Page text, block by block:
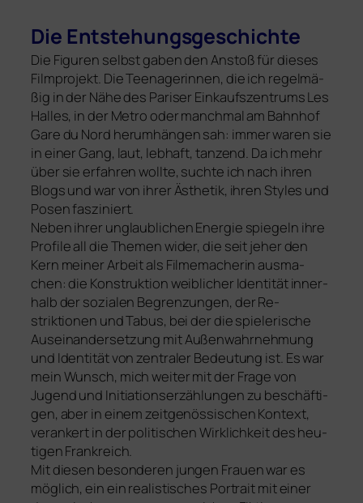
Die Entstehungsgeschichte
Die Figuren selbst gaben den Anstoß für die­ses
Filmprojekt. Die Teenagerinnen, die ich regel­mä­
ßig in der Nähe des Pariser Einkaufszentrums Les
Halles, in der Metro oder manch­mal am Bahnhof
Gare du Nord her­um­hän­gen sah: immer waren sie
in einer Gang, laut, leb­haft, tan­zend. Da ich mehr
über sie erfah­ren woll­te, such­te ich nach ihren
Blogs und war von ihrer Ästhetik, ihren Styles und
Po­sen fasziniert.
Neben ihrer unglaub­li­chen Energie spie­geln ihre
Profile all die Themen wider, die seit jeher den
Kern mei­ner Arbeit als Filmemacherin aus­ma­
chen: die Konstruktion weib­li­cher Identität inner­
halb der sozia­len Begrenzungen, der Re­
striktionen und Tabus, bei der die spie­le­ri­sche
Auseinandersetzung mit Außenwahrnehmung
und Identität von zen­tra­ler Bedeutung ist. Es war
mein Wunsch, mich wei­ter mit der Frage von
Jugend und Initiationserzählungen zu beschäf­ti­
gen, aber in einem zeit­ge­nös­si­schen Kontext,
ver­an­kert in der poli­ti­schen Wirklichkeit des heu­
ti­gen Frankreich.
Mit die­sen beson­de­ren jun­gen Frauen war es
mög­lich, ein ein rea­lis­ti­sches Portrait mit einer